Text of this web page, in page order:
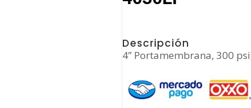
Descripción
4” Portamembrana, 300